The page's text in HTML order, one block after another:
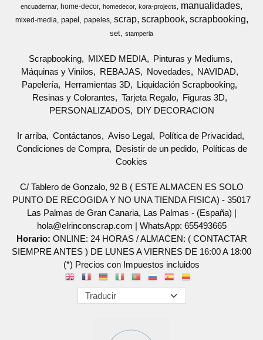
encuadernar
home-decor homedecor kora-projects manualidades
mixed-media papel papeles scrap scrapbook scrapbooking
set stamperia
Scrapbooking MIXED MEDIA
Pinturas y Mediums
Máquinas y Vinilos
REBAJAS Novedades
NAVIDAD
Papelería
Herramientas 3D
Liquidación Scrapbooking
Resinas y Colorantes
Tarjeta Regalo
Figuras 3D
PERSONALIZADOS
DIY DECORACION
Ir arriba Contáctanos Aviso Legal
Política de Privacidad
Condiciones de Compra
Desistir de un pedido
Políticas de
Cookies
C/ Tablero de Gonzalo, 92 B ( ESTE ALMACEN ES SOLO
PUNTO DE RECOGIDA Y NO UNA TIENDA FISICA) - 35017
Las Palmas de Gran Canaria, Las Palmas - (España) |
hola@elrinconscrap.com | WhatsApp: 655493665
Horario: ONLINE: 24 HORAS / ALMACEN: ( CONTACTAR
SIEMPRE ANTES ) DE LUNES A VIERNES DE 16:00 A 18:00
(*) Precios con Impuestos incluidos